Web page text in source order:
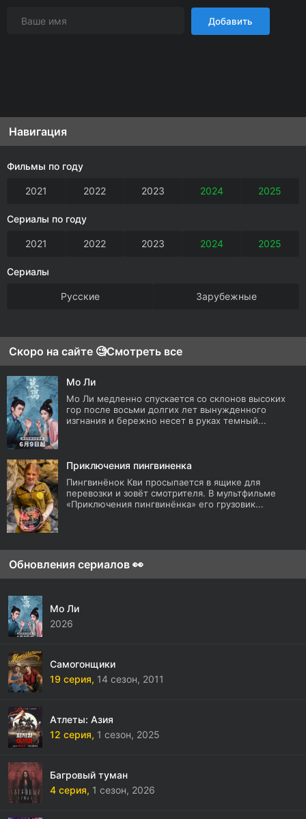
Добавить
Навигация
Фильмы по году
2021 2022 2023 2024 2025
Сериалы по году
2021 2022 2023 2024 2025
Сериалы
Русские Зарубежные
Скоро на сайте 🧐Смотреть все
Мо Ли
Мо Ли медленно спускается со склонов высоких
гор после восьми долгих лет вынужденного
изгнания и бережно несет в руках темный...
Приключения пингвиненка
Пингвинёнок Кви просыпается в ящике для
перевозки и зовёт смотрителя. В мультфильме
«Приключения пингвинёнка» его грузовик...
Обновления сериалов 👀
Мо Ли
2026
Самогонщики
19 серия, 14 сезон, 2011
Атлеты: Азия
12 серия, 1 сезон, 2025
Багровый туман
4 серия, 1 сезон, 2026